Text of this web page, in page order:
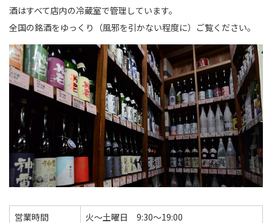
酒はすべて店内の冷蔵室で管理しています。
全国の銘酒をゆっくり（風邪を引かない程度に）ご覧ください。
営業時間
火～土曜日 9:30～19:00
全国へ発送致します
TEL0544-27-5102
火〜土曜日 9:30〜19:00
定休日：日曜日、月曜日